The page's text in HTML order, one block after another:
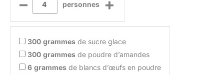
– personnes +
300 grammes de sucre glace
300 grammes de poudre d’amandes
6 grammes de blancs d’œufs en poudre